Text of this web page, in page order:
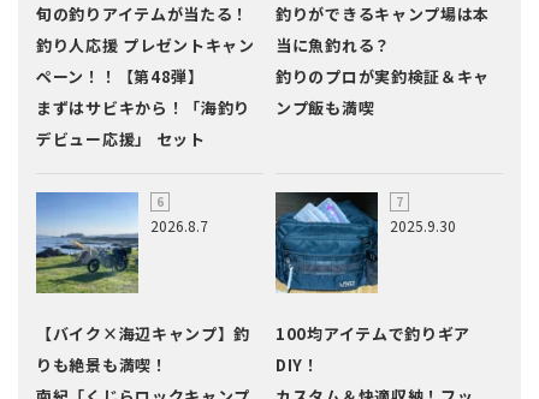
旬の釣りアイテムが当たる！
釣り人応援 プレゼントキャン
ペーン！！【第48弾】
まずはサビキから！「海釣り
デビュー応援」 セット
釣りができるキャンプ場は本
当に魚釣れる？
釣りのプロが実釣検証＆キャ
ンプ飯も満喫
2026.8.7
【バイク×海辺キャンプ】釣
りも絶景も満喫！
2025.9.30
100均アイテムで釣りギア
DIY！